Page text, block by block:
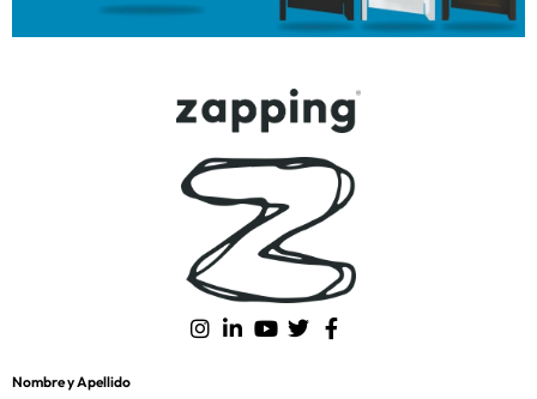
Nombre y Apellido